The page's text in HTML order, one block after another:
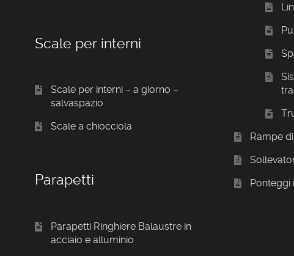
Scale per interni
Scale per interni – a giorno –
salvaspazio
Scale a chiocciola
Parapetti
Parapetti Ringhiere Balaustre in
acciaio e alluminio
Rampe
Ponteggi